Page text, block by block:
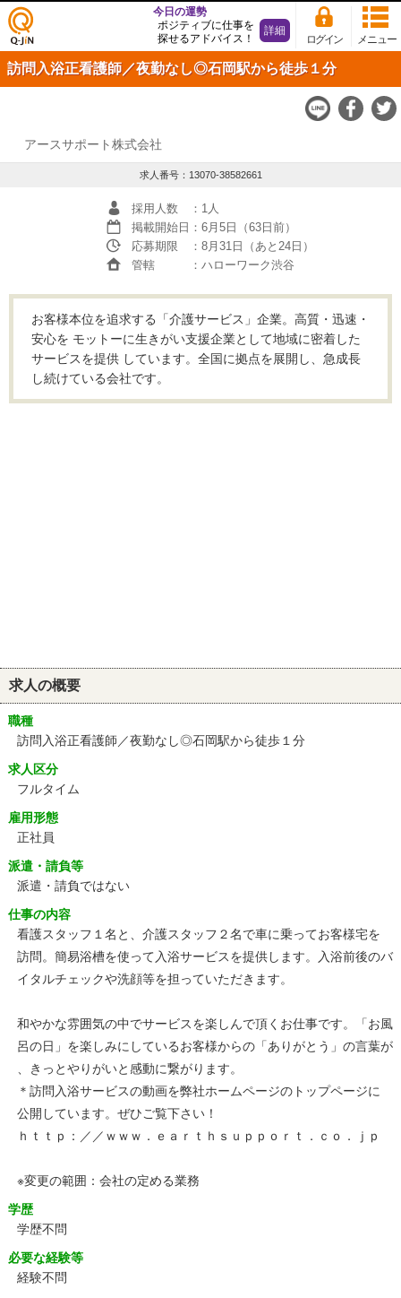
仕事
探し
の求
Q-JiN
メニュー
ログイン
今日の運勢
ポジティブに仕事を
探せるアドバイス！
詳細
訪問入浴正看護師／夜勤なし◎石岡駅から徒歩１分
アースサポート株式会社
求人番号：13070-38582661
採用人数
：1人
掲載開始日 ：6月5日（63日前）
応募期限
：8月31日（あと24日）
管轄
：ハローワーク渋谷
お客様本位を追求する「介護サービス」企業。高質・迅速・
安心を モットーに生きがい支援企業として地域に密着した
サービスを提供 しています。全国に拠点を展開し、急成長
し続けている会社です。
求人の概要
職種
訪問入浴正看護師／夜勤なし◎石岡駅から徒歩１分
求人区分
フルタイム
雇用形態
正社員
派遣・請負等
派遣・請負ではない
仕事の内容
看護スタッフ１名と、介護スタッフ２名で車に乗ってお客様宅を
訪問。簡易浴槽を使って入浴サービスを提供します。入浴前後のバ
イタルチェックや洗顔等を担っていただきます。
和やかな雰囲気の中でサービスを楽しんで頂くお仕事です。「お風
呂の日」を楽しみにしているお客様からの「ありがとう」の言葉が
、きっとやりがいと感動に繋がります。
＊訪問入浴サービスの動画を弊社ホームページのトップページに
公開しています。ぜひご覧下さい！
ｈｔｔｐ：／／ｗｗｗ．ｅａｒｔｈｓｕｐｐｏｒｔ．ｃｏ．ｊｐ
※変更の範囲：会社の定める業務
学歴
学歴不問
必要な経験等
経験不問